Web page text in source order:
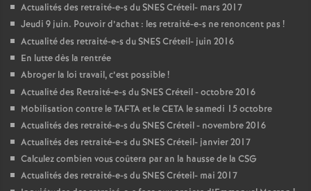
Actualités des retraité-e-s duSNESCréteil- mars 2017
Jeudi 9 juin. Pouvoir d’achat : les retraité-e-s ne renoncent pas !
Actualité des retraité-e-s duSNESCréteil- juin 2016
En lutte dès la rentrée
Abroger la loi travail, c’est possible!
Actualité des Retraité-e-s duSNESCréteil - octobre 2016
Mobilisation contre leTAFTAet leCETA le samedi 15 octobre
Actualités des retraité-e-s duSNESCréteil - novembre 2016
Actualités des retraité-e-s duSNESCréteil- janvier 2017
Calculez combien vous coûtera par an la hausse de la CSG
Actualités des retraité-e-s duSNESCréteil- mai 2017